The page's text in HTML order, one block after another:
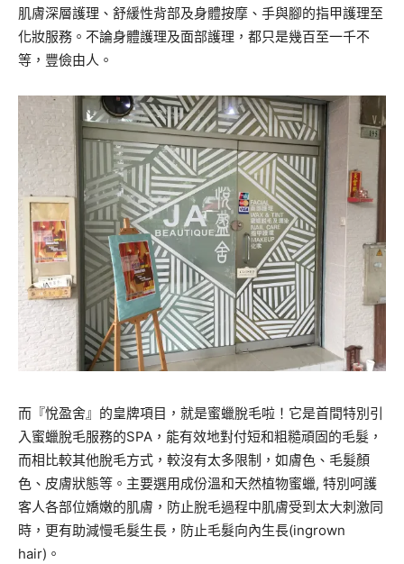
肌膚深層護理、舒緩性背部及身體按摩、手與腳的指甲護理至
化妝服務。不論身體護理及面部護理，都只是幾百至一千不
等，豐儉由人。
而『悅盈舍』的皇牌項目，就是蜜蠟脫毛啦！它是首間特別引
入蜜蠟脫毛服務的SPA，能有效地對付短和粗糙頑固的毛髮，
而相比較其他脫毛方式，較沒有太多限制，如膚色、毛髮顏
色、皮膚狀態等。主要選用成份溫和天然植物蜜蠟, 特別呵護
客人各部位嬌嫩的肌膚，防止脫毛過程中肌膚受到太大刺激同
時，更有助減慢毛髮生長，防止毛髮向內生長(ingrown
hair)。